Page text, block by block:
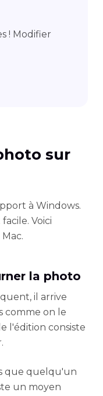
! Modifier
sur
à Windows.
Voici
la photo
il arrive
comme on le
l'édition consiste
que quelqu'un
un moyen